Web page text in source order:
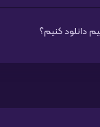
دانلود کنیم؟